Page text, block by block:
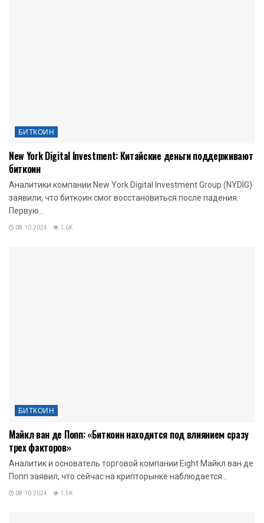
БИТКОИН
New York Digital Investment: Китайские деньги поддерживают
биткоин
Аналитики компании New York Digital Investment Group (NYDIG)
заявили, что биткоин смог восстановиться после падения.
Первую...
08.10.2024 1.6K
БИТКОИН
Майкл ван де Попп: «Биткоин находится под влиянием сразу
трех факторов»
Аналитик и основатель торговой компании Eight Майкл ван де
Попп заявил, что сейчас на крипторынке наблюдается...
08.10.2024 1.5K